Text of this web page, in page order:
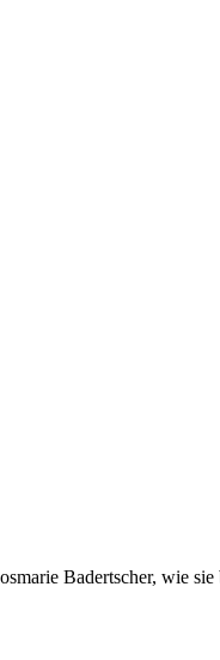
Badertscher, wie sie